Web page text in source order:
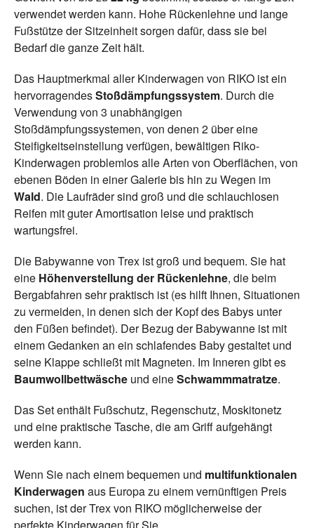
verwendet werden kann. Hohe Rückenlehne und lange
Fußstütze der Sitzeinheit sorgen dafür, dass sie bei
Bedarf die ganze Zeit hält.
Das Hauptmerkmal aller Kinderwagen von RIKO ist ein
hervorragendesStoßdämpfungssystem. Durch die
Verwendung von 3 unabhängigen
Stoßdämpfungssystemen, von denen 2 über eine
Steifigkeitseinstellung verfügen, bewältigen Riko-
Kinderwagen problemlos alle Arten von Oberflächen, von
ebenen Böden in einer Galerie bis hin zu Wegen im
Wald. Die Laufräder sind groß und die schlauchlosen
Reifen mit guter Amortisation leise und praktisch
wartungsfrei.
Die Babywanne von Trex ist groß und bequem. Sie hat
eine Höhenverstellung der Rückenlehne, die beim
Bergabfahren sehr praktisch ist (es hilft Ihnen, Situationen
zu vermeiden, in denen sich der Kopf des Babys unter
den Füßen befindet). Der Bezug der Babywanne ist mit
einem Gedanken an ein schlafendes Baby gestaltet und
seine Klappe schließt mit Magneten. Im Inneren gibt es
Baumwollbettwäsche und eineSchwammmatratze.
Das Set enthält Fußschutz, Regenschutz, Moskitonetz
und eine praktische Tasche, die am Griff aufgehängt
werden kann.
Wenn Sie nach einem bequemen und multifunktionalen
Kinderwagen aus Europa zu einem vernünftigen Preis
suchen, ist der Trex von RIKO möglicherweise der